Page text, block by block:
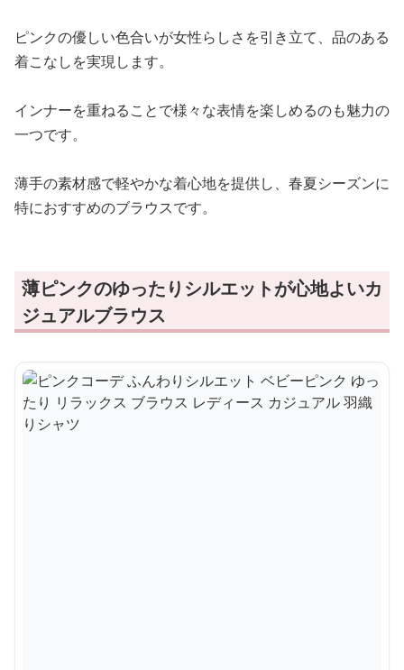
ピンクの優しい色合いが女性らしさを引き立て、品のある
着こなしを実現します。
インナーを重ねることで様々な表情を楽しめるのも魅力の
一つです。
薄手の素材感で軽やかな着心地を提供し、春夏シーズンに
特におすすめのブラウスです。
薄ピンクのゆったりシルエットが心地よいカ
ジュアルブラウス